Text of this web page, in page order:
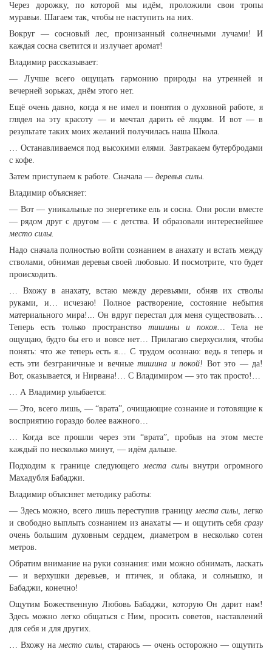
Через дорожку, по которой мы идём, проложили свои тропы
муравьи. Шагаем так, чтобы не наступить на них.
Вокруг — сосновый лес, пронизанный солнечными лучами! И
каждая сосна светится и излучает аромат!
Владимир рассказывает:
— Лучше всего ощущать гармонию природы на утренней и
вечерней зорьках, днём этого нет.
Ещё очень давно, когда я не имел и понятия о духовной работе, я
глядел на эту красоту — и мечтал дарить её людям. И вот — в
результате таких моих желаний получилась наша Школа.
… Останавливаемся под высокими елями. Завтракаем бутербродами
с кофе.
Затем приступаем к работе. Сначала — деревья силы.
Владимир объясняет:
— Вот — уникальные по энергетике ель и сосна. Они росли вместе
— рядом друг с другом — с детства. И образовали интереснейшее
место силы.
Надо сначала полностью войти сознанием в анахату и встать между
стволами, обнимая деревья своей любовью. И посмотрите, что будет
происходить.
… Вхожу в анахату, встаю между деревьями, обняв их стволы
руками, и… исчезаю! Полное растворение, состояние небытия
материального мира!... Он вдруг перестал для меня существовать…
Теперь есть только пространство тишины и покоя… Тела не
ощущаю, будто бы его и вовсе нет… Прилагаю сверхусилия, чтобы
понять: что же теперь есть я… С трудом осознаю: ведь я теперь и
есть эти безграничные и вечныетишина и покой! Вот это — да!
Вот, оказывается, и Нирвана!… С Владимиром — это так просто!…
… А Владимир улыбается:
— Это, всего лишь, — “врата”, очищающие сознание и готовящие к
восприятию гораздо более важного…
… Когда все прошли через эти “врата”, пробыв на этом месте
каждый по несколько минут, — идём дальше.
Подходим к границе следующегоместа силы внутри огромного
Махадубля Бабаджи.
Владимир объясняет методику работы:
— Здесь можно, всего лишь переступив границуместа силы, легко
и свободно выплыть сознанием из анахаты — и ощутить себя сразу
очень большим духовным сердцем, диаметром в несколько сотен
метров.
Обратим внимание на руки сознания: ими можно обнимать, ласкать
— и верхушки деревьев, и птичек, и облака, и солнышко, и
Бабаджи, конечно!
Ощутим Божественную Любовь Бабаджи, которую Он дарит нам!
Здесь можно легко общаться с Ним, просить советов, наставлений
для себя и для других.
… Вхожу наместо силы, стараюсь — очень осторожно — ощутить